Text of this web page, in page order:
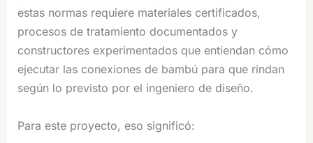
estas normas requiere materiales certificados,
procesos de tratamiento documentados y
constructores experimentados que entiendan cómo
ejecutar las conexiones de bambú para que rindan
según lo previsto por el ingeniero de diseño.
Para este proyecto, eso significó: